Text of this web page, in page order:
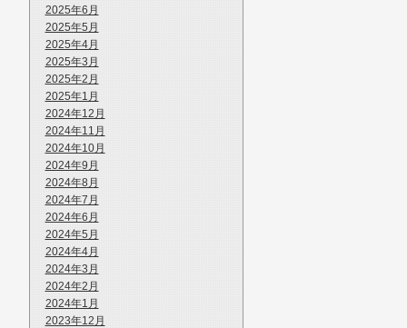
2025年6月
2025年5月
2025年4月
2025年3月
2025年2月
2025年1月
2024年12月
2024年11月
2024年10月
2024年9月
2024年8月
2024年7月
2024年6月
2024年5月
2024年4月
2024年3月
2024年2月
2024年1月
2023年12月